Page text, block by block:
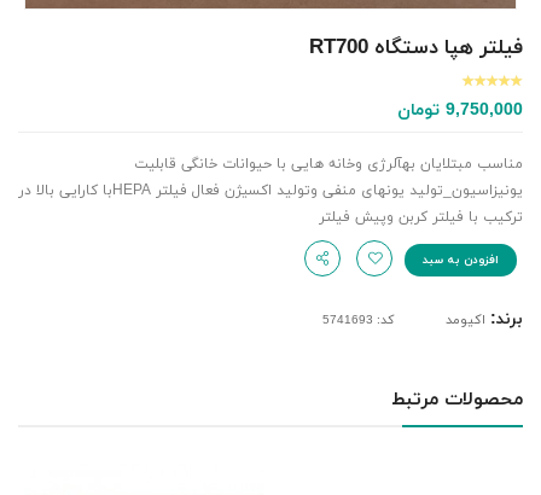
فیلتر هپا دستگاه RT700
9,750,000 تومان
مناسب مبتلایان بهآلرژی وخانه هایی با حیوانات خانگی قابلیت
یونیزاسیون_تولید یونهای منفی وتولید اکسیژن فعال فیلتر HEPAبا کارایی بالا در
ترکیب با فیلتر کربن وپیش فیلتر
افزودن به سبد
برند: اکیومد کد: 5741693
محصولات مرتبط